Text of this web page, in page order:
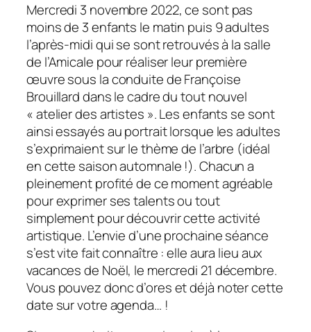
Mercredi 3 novembre 2022, ce sont pas
moins de 3 enfants le matin puis 9 adultes
l’après-midi qui se sont retrouvés à la salle
de l’Amicale pour réaliser leur première
œuvre sous la conduite de Françoise
Brouillard dans le cadre du tout nouvel
« atelier des artistes ». Les enfants se sont
ainsi essayés au portrait lorsque les adultes
s’exprimaient sur le thème de l’arbre (idéal
en cette saison automnale !). Chacun a
pleinement profité de ce moment agréable
pour exprimer ses talents ou tout
simplement pour découvrir cette activité
artistique. L’envie d’une prochaine séance
s’est vite fait connaître : elle aura lieu aux
vacances de Noël, le mercredi 21 décembre.
Vous pouvez donc d’ores et déjà noter cette
date sur votre agenda… !